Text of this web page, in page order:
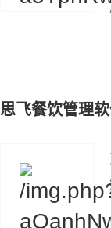
思飞餐饮管理